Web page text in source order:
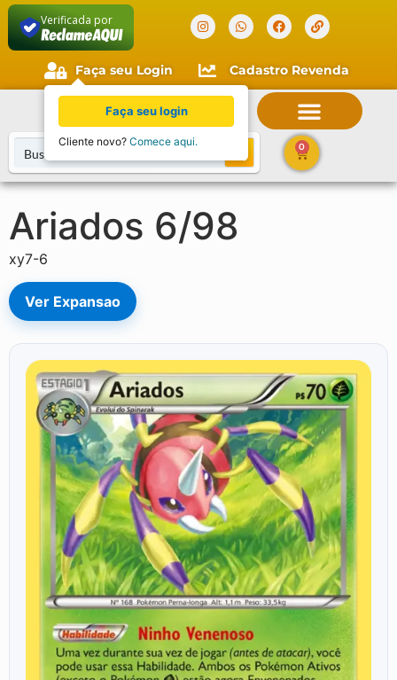
Verificada por
Faça seu Login Cadastro Revenda
0
Ariados 6/98
xy7-6
Ver Expansao
Faça seu login
Cliente novo? Comece aqui.